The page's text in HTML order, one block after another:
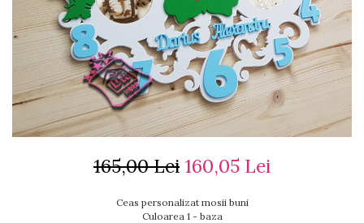
Ceasuri hobby
Ceasuri mașini
Ceasuri moto
Brelocuri personalizate
Breloc mașină
Breloc moto
Breloc tir
165,00 Lei 160,05 Lei
Ceas personalizat mosii buni
Culoarea 1 - baza